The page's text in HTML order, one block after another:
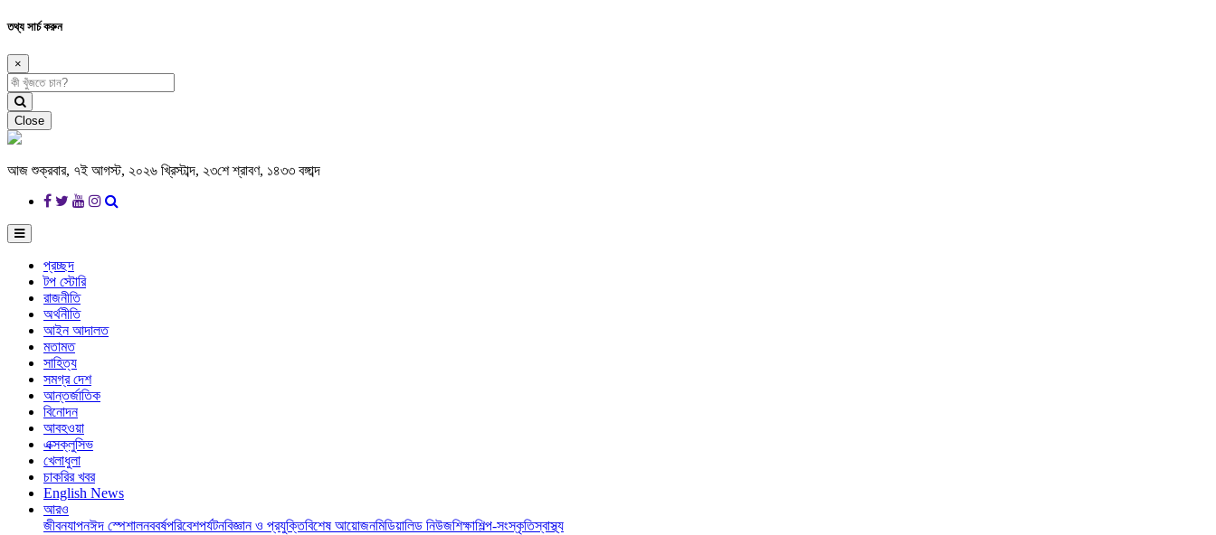
তথ্য সার্চ করুন
×
Close
আজ শুক্রবার, ৭ই আগস্ট, ২০২৬ খ্রিস্টাব্দ, ২৩শে শ্রাবণ, ১৪৩৩ বঙ্গাব্দ
প্রচ্ছদ
টপ স্টোরি
রাজনীতি
অর্থনীতি
আইন আদালত
মতামত
সাহিত্য
সমগ্র দেশ
আন্তর্জাতিক
বিনোদন
আবহওয়া
এক্সক্লুসিভ
খেলাধুলা
চাকরির খবর
English News
আরও
জীবনযাপনঈদ স্পেশালনববর্ষপরিবেশপর্যটনবিজ্ঞান ও প্রযুক্তিবিশেষ আয়োজনমিডিয়ালিড নিউজশিক্ষাশিল্প-সংস্কৃতিস্বাস্থ্য